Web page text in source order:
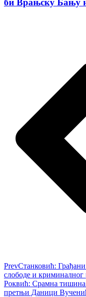
би Врањску Бању
PrevСтанковић:
слободе и
Роквић: Срамна
претњи Даници